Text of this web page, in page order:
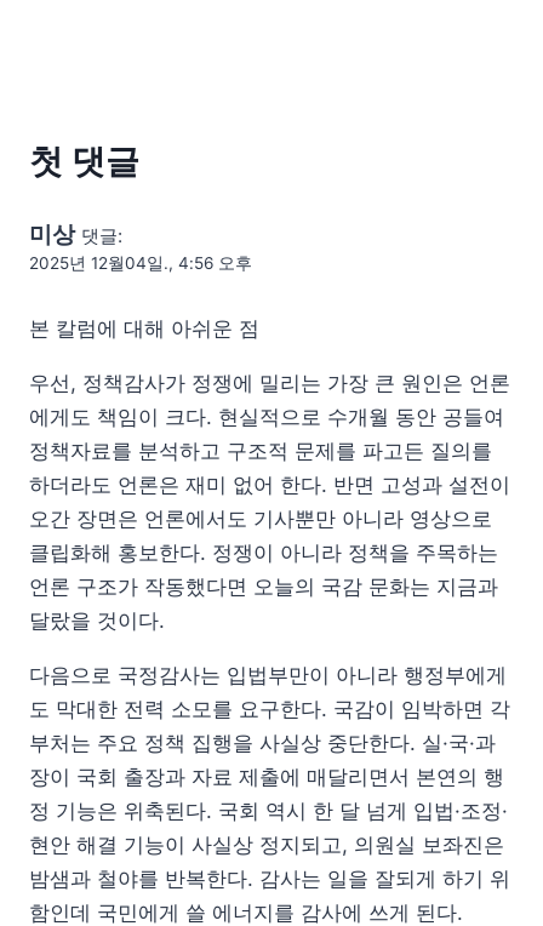
첫 댓글
미상 댓글:
2025년 12월04일., 4:56 오후
본 칼럼에 대해 아쉬운 점
우선, 정책감사가 정쟁에 밀리는 가장 큰 원인은 언론
에게도 책임이 크다. 현실적으로 수개월 동안 공들여
정책자료를 분석하고 구조적 문제를 파고든 질의를
하더라도 언론은 재미 없어 한다. 반면 고성과 설전이
오간 장면은 언론에서도 기사뿐만 아니라 영상으로
클립화해 홍보한다. 정쟁이 아니라 정책을 주목하는
언론 구조가 작동했다면 오늘의 국감 문화는 지금과
달랐을 것이다.
다음으로 국정감사는 입법부만이 아니라 행정부에게
도 막대한 전력 소모를 요구한다. 국감이 임박하면 각
부처는 주요 정책 집행을 사실상 중단한다. 실·국·과
장이 국회 출장과 자료 제출에 매달리면서 본연의 행
정 기능은 위축된다. 국회 역시 한 달 넘게 입법·조정·
현안 해결 기능이 사실상 정지되고, 의원실 보좌진은
밤샘과 철야를 반복한다. 감사는 일을 잘되게 하기 위
함인데 국민에게 쓸 에너지를 감사에 쓰게 된다.